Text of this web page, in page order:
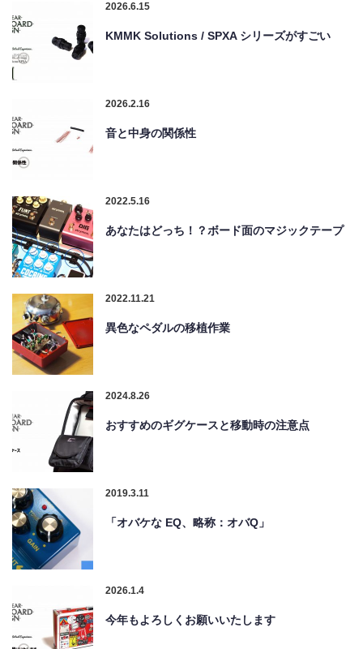
2026.6.15
KMMK Solutions / SPXA シリーズがすごい
2026.2.16
音と中身の関係性
2022.5.16
あなたはどっち！？ボード面のマジックテープ
2022.11.21
異色なペダルの移植作業
2024.8.26
おすすめのギグケースと移動時の注意点
2019.3.11
「オバケな EQ、略称：オバQ」
2026.1.4
今年もよろしくお願いいたします